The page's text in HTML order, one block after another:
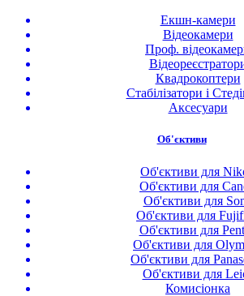
Екшн-камери
Відеокамери
Проф.
Квадрокоптери
Стабілізатори і
Аксесуари
Об'єктиви
Об'єктиви для
Об'єктиви для
Об'єктиви для
Об'єктиви для
Об'єктиви для
Об'єктиви для
Об'єктиви для
Об'єктиви для
Комисіонка